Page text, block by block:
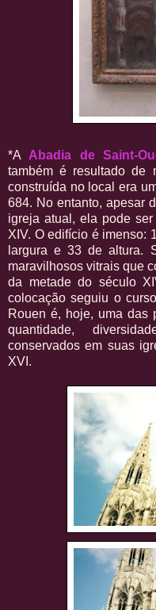
*A Abadia de Saint-
também é resultado de
construída no local era
684. No entanto, apesar
igreja atual, ela pode
XIV. O edifício é imenso:
largura e 33 de altura.
maravilhosos vitrais que
da metade do século
colocação seguiu o
Rouen é, hoje, uma das
quantidade,
conservados em suas
XVI.